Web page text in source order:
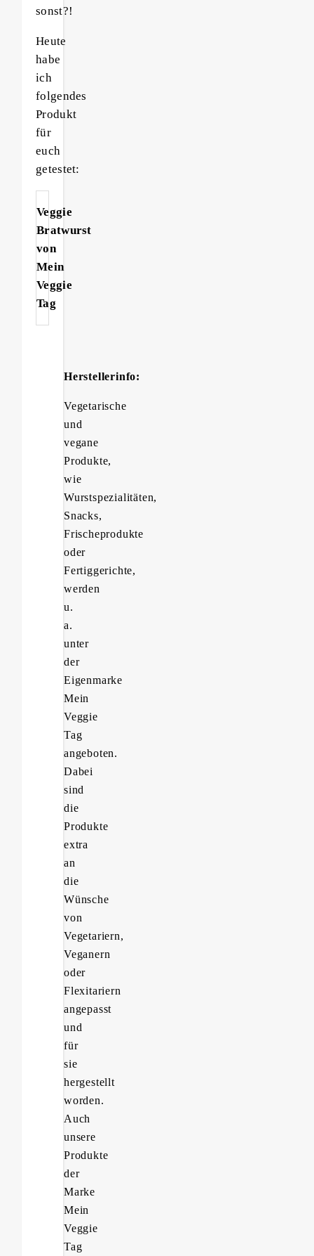
sonst?!
Heute
habe
ich
folgendes
Produkt
für
euch
getestet:
Veggie
Bratwurst
von
Mein
Veggie
Tag
Herstellerinfo:
Vegetarische
und
vegane
Produkte,
wie
Wurstspezialitäten,
Snacks,
Frischeprodukte
oder
Fertiggerichte,
werden
u.
a.
unter
der
Eigenmarke
Mein
Veggie
Tag
angeboten.
Dabei
sind
die
Produkte
extra
an
die
Wünsche
von
Vegetariern,
Veganern
oder
Flexitariern
angepasst
und
für
sie
hergestellt
worden.
Auch
unsere
Produkte
der
Marke
Mein
Veggie
Tag